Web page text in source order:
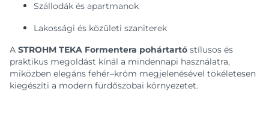
Szállodák és apartmanok
Lakossági és közületi szaniterek
A STROHM TEKA Formentera pohártartó stílusos és
praktikus megoldást kínál a mindennapi használatra,
miközben elegáns fehér–króm megjelenésével tökéletesen
kiegészíti a modern fürdőszobai környezetet.